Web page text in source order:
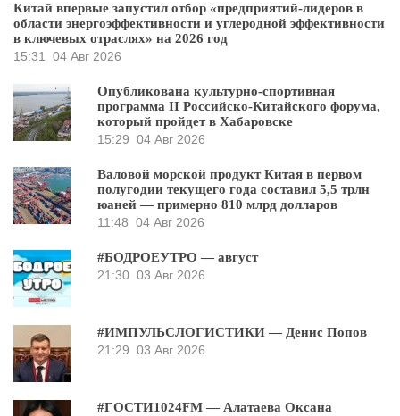
Китай впервые запустил отбор «предприятий-лидеров в
области энергоэффективности и углеродной эффективности
в ключевых отраслях» на 2026 год
15:31
04 Авг 2026
Опубликована культурно-спортивная
программа II Российско-Китайского форума,
который пройдет в Хабаровске
15:29 04 Авг 2026
Валовой морской продукт Китая в первом
полугодии текущего года составил 5,5 трлн
юаней — примерно 810 млрд долларов
11:48 04 Авг 2026
#БОДРОЕУТРО — август
21:30 03 Авг 2026
#ИМПУЛЬСЛОГИСТИКИ — Денис Попов
21:29 03 Авг 2026
#ГОСТИ1024FM — Алатаева Оксана